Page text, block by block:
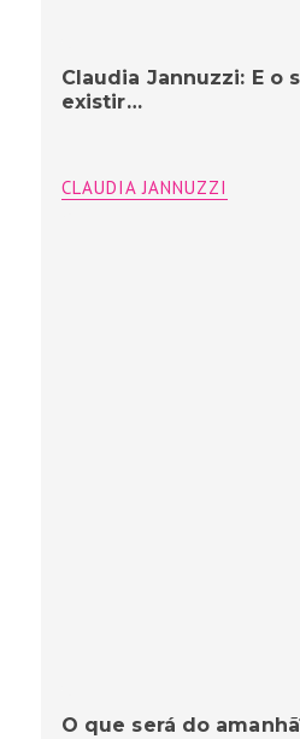
Claudia Jannuzzi: E o
existir…
CLAUDIA JANNUZZI
O que será do